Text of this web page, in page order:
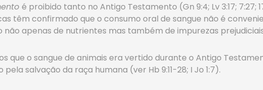
é proibido tanto no Antigo Testamento (Gn 9:4; Lv 3:17; 7:27;
têm confirmado que o consumo oral de sangue não é
apenas de nutrientes mas também de impurezas
que o sangue de animais era vertido durante o Antigo
salvação da raça humana (ver Hb 9:11-28; I Jo 1:7).